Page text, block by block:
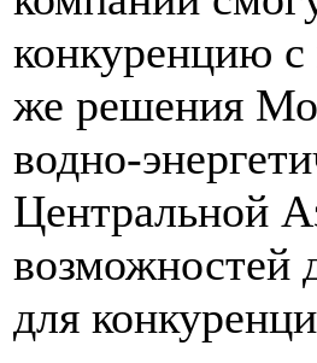
конкуренцию с
же решения
водно-
Центральной
возможностей
для